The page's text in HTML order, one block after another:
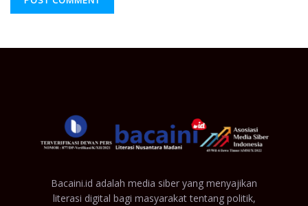
Bacaini.id adalah media siber yang menyajikan
literasi digital bagi masyarakat tentang politik,